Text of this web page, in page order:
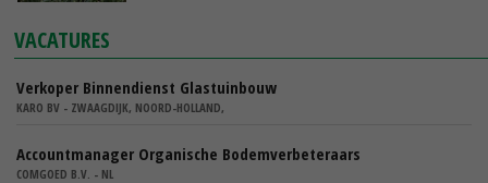
VACATURES
Verkoper Binnendienst Glastuinbouw
KARO BV - ZWAAGDIJK, NOORD-HOLLAND,
Accountmanager Organische Bodemverbeteraars
COMGOED B.V. - NL